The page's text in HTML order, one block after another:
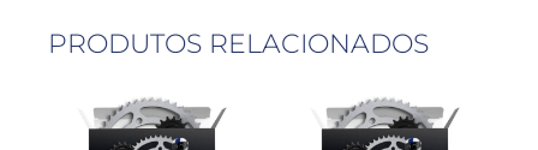
PRODUTOS RELACIONADOS